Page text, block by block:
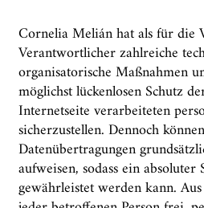
Cornelia Melián hat als für die
Verantwortlicher zahlreiche
organisatorische Maßnahmen
möglichst lückenlosen Schutz
Internetseite verarbeiteten
sicherzustellen. Dennoch
Datenübertragungen
aufweisen, sodass ein absoluter
gewährleistet werden kann.